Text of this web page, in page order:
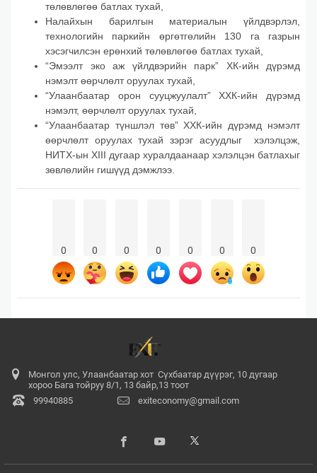
төлөвлөгөө батлах тухай,
Налайхын барилгын материалын үйлдвэрлэл,
технологийн паркийн өргөтгөлийн 130 га газрын
хэсэгчилсэн ерөнхий төлөвлөгөө батлах тухай,
“Эмээлт эко аж үйлдвэрийн парк” ХК-ийн дүрэмд
нэмэлт өөрчлөлт оруулах тухай,
“Улаанбаатар орон сууцжуулалт” ХХК-ийн дүрэмд
нэмэлт, өөрчлөлт оруулах тухай,
“Улаанбаатар түншлэл төв” ХХК-ийн дүрэмд нэмэлт
өөрчлөлт оруулах тухай зэрэг асуудлыг хэлэлцэж,
НИТХ-ын XIII дугаар хуралдаанаар хэлэлцэн батлахыг
зөвлөлийн гишүүд дэмжлээ.
0 0 0 0 0 0 0
Монгол улс, Улаанбаатар хот Сүхбаатар дүүрэг, 10 дугаар
хороо Бага тойруу 8/1, 13 байр,13 тоот
99940885
exiteconomy@gmail.com